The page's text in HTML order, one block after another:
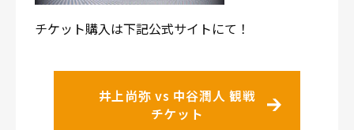
チケット購入は下記公式サイトにて！
井上尚弥 vs 中谷潤人 観戦
チケット